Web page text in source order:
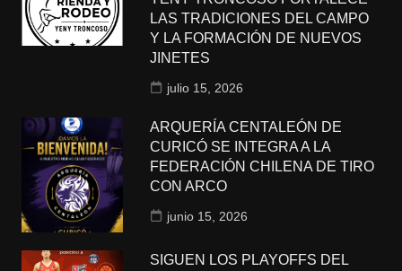
LAS TRADICIONES DEL CAMPO
Y LA FORMACIÓN DE NUEVOS
JINETES
julio 15, 2026
ARQUERÍA CENTALEÓN DE
CURICÓ SE INTEGRA A LA
FEDERACIÓN CHILENA DE TIRO
CON ARCO
junio 15, 2026
SIGUEN LOS PLAYOFFS DEL